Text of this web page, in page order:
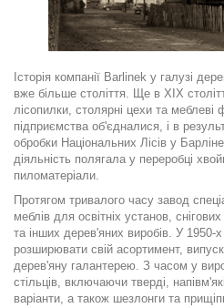
Історія компанії Barlinek у галузі
вже більше століття. Ще в XIX
лісопилки, столярні цехи та меблеві
підприємства об'єдналися, і в
обробки Національних Лісів у
діяльність полягала у переробці
пиломатеріали.
Протягом тривалого часу завод
меблів для освітніх установ,
та інших дерев'яних виробів. У 1950-
розширювати свій асортимент,
дерев'яну галантерею. З часом у
стільців, включаючи тверді,
варіанти, а також шезлонги та